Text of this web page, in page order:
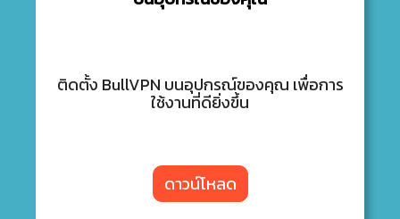
ติดตั้ง BullVPN บนอุปกรณ์ของคุณ เพื่อการ
ใช้งานที่ดียิ่งขึ้น
ดาวน์โหลด